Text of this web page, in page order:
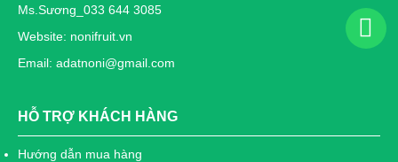
Ms.Sương_033 644 3085
Website: nonifruit.vn
Email: adatnoni@gmail.com
HỖ TRỢ KHÁCH HÀNG
Hướng dẫn mua hàng